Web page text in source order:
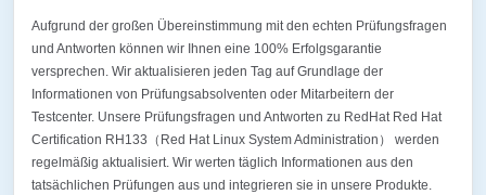
Aufgrund der großen Übereinstimmung mit den echten Prüfungsfragen
und Antworten können wir Ihnen eine 100% Erfolgsgarantie
versprechen. Wir aktualisieren jeden Tag auf Grundlage der
Informationen von Prüfungsabsolventen oder Mitarbeitern der
Testcenter. Unsere Prüfungsfragen und Antworten zu RedHat Red Hat
Certification RH133（Red Hat Linux System Administration） werden
regelmäßig aktualisiert. Wir werten täglich Informationen aus den
tatsächlichen Prüfungen aus und integrieren sie in unsere Produkte.